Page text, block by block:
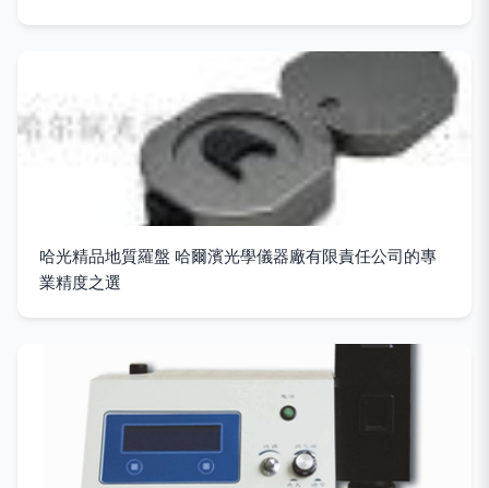
哈光精品地質羅盤 哈爾濱光學儀器廠有限責任公司的專
業精度之選